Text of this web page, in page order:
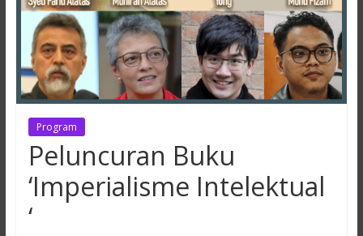
Program
Peluncuran Buku
‘Imperialisme Intelektual
‘